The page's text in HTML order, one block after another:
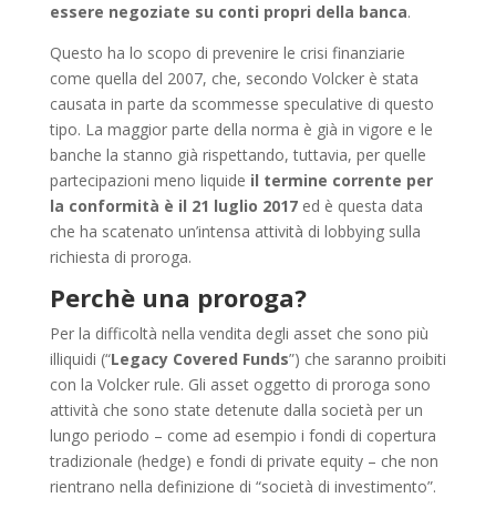
essere negoziate su conti propri della banca.
Questo ha lo scopo di prevenire le crisi finanziarie
come quella del 2007, che, secondo Volcker è stata
causata in parte da scommesse speculative di questo
tipo. La maggior parte della norma è già in vigore e le
banche la stanno già rispettando, tuttavia, per quelle
partecipazioni meno liquide il termine corrente per
la conformità è il 21 luglio 2017ed è questa data
che ha scatenato un’intensa attività di lobbying sulla
richiesta di proroga.
Perchè una proroga?
Per la difficoltà nella vendita degli asset che sono più
illiquidi (“Legacy Covered Funds”) che saranno proibiti
con la Volcker rule. Gli asset oggetto di proroga sono
attività che sono state detenute dalla società per un
lungo periodo – come ad esempio i fondi di copertura
tradizionale (hedge) e fondi di private equity – che non
rientrano nella definizione di “società di investimento”.